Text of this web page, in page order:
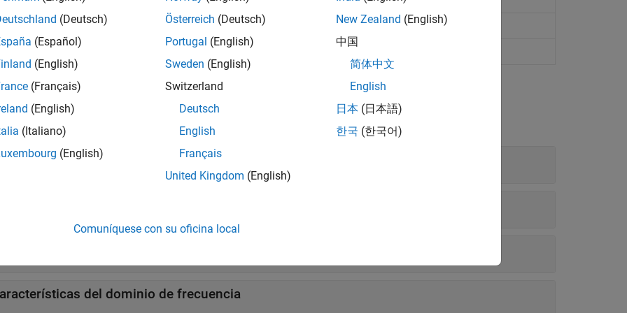
Labeler
Etiquetar atributos de señal, regiones y puntos de interés
Feature Extractor
Extract and analyze signal features (Desde R2025a)
de señales y mediciones
del dominio de frecuencia
(Deutsch)
(Español)
(English)
(Français)
(English)
(Italiano)
(English)
Österreich (Deutsch)
Portugal (English)
Sweden (English)
Switzerland
Deutsch
English
Français
United Kingdom (English)
New Zealand (English)
中国
简体中文
English
日本 (日本語)
한국 (한국어)
Comuníquese con su oficina local